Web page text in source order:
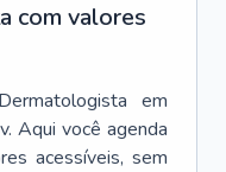
com valores
Dermatologista em
Aqui você agenda
acessíveis, sem